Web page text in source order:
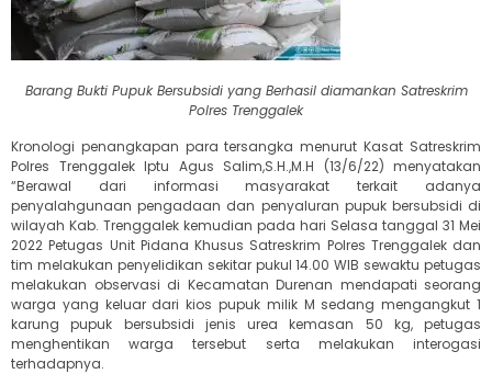
Barang Bukti Pupuk Bersubsidi yang Berhasil diamankan Satreskrim
Polres Trenggalek
Kronologi penangkapan para tersangka menurut Kasat Satreskrim
Polres Trenggalek Iptu Agus Salim,S.H.,M.H (13/6/22) menyatakan
“Berawal dari informasi masyarakat terkait adanya
penyalahgunaan pengadaan dan penyaluran pupuk bersubsidi di
wilayah Kab. Trenggalek kemudian pada hari Selasa tanggal 31 Mei
2022 Petugas Unit Pidana Khusus Satreskrim Polres Trenggalek dan
tim melakukan penyelidikan sekitar pukul 14.00 WIB sewaktu petugas
melakukan observasi di Kecamatan Durenan mendapati seorang
warga yang keluar dari kios pupuk milik M sedang mengangkut 1
karung pupuk bersubsidi jenis urea kemasan 50 kg, petugas
menghentikan warga tersebut serta melakukan interogasi
terhadapnya.